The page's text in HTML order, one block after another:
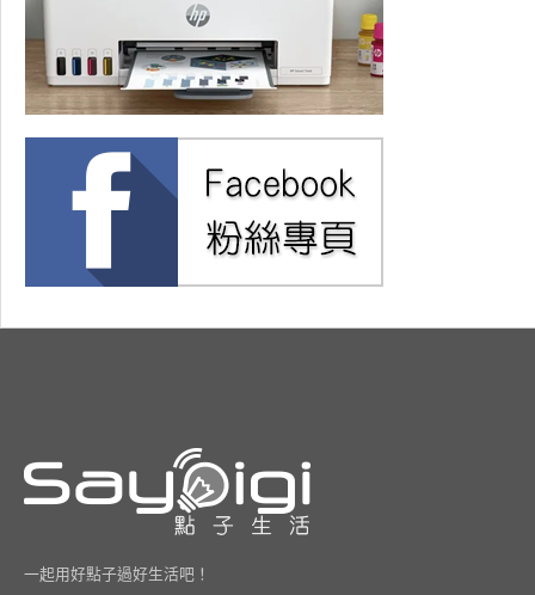
一起用好點子過好生活吧！